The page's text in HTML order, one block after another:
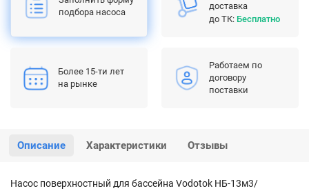
подбора насоса
доставка
до ТК: Бесплатно
Более 15-ти лет
на рынке
Работаем по
договору
поставки
Описание Характеристики Отзывы
Насос поверхностный для бассейна Vodotok НБ-13м3/